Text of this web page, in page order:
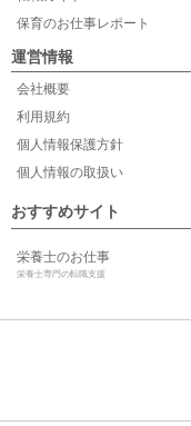
保育のお仕事レポート
運営情報
会社概要
利用規約
個人情報保護方針
個人情報の取扱い
おすすめサイト
栄養士のお仕事
栄養士専門の転職支援